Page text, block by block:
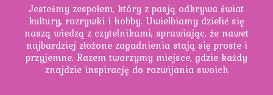
Jesteśmy zespołem, który z pasją odkrywa świat
kultury, rozrywki i hobby. Uwielbiamy dzielić się
naszą wiedzą z czytelnikami, sprawiając, że nawet
najbardziej złożone zagadnienia stają się proste i
przyjemne. Razem tworzymy miejsce, gdzie każdy
znajdzie inspirację do rozwijania swoich